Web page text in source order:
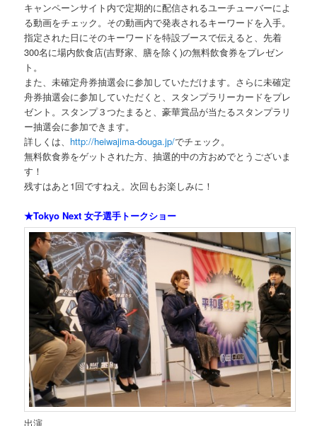
キャンペーンサイト内で定期的に配信されるユーチューバーによ
る動画をチェック。その動画内で発表されるキーワードを入手。
指定された日にそのキーワードを特設ブースで伝えると、先着
300名に場内飲食店(吉野家、膳を除く)の無料飲食券をプレゼン
ト。
また、未確定舟券抽選会に参加していただけます。さらに未確定
舟券抽選会に参加していただくと、スタンプラリーカードをプレ
ゼント。スタンプ３つたまると、豪華賞品が当たるスタンプラリ
ー抽選会に参加できます。
詳しくは、 http://heiwajima-douga.jp/でチェック。
無料飲食券をゲットされた方、抽選的中の方おめでとうございま
す！
残すはあと1回ですねえ。次回もお楽しみに！
★Tokyo Next 女子選手トークショー
出演